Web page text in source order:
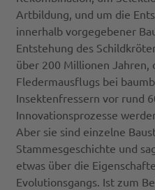
Artbildung, und um die
innerhalb vorgegebener
Entstehung des
über 200 Millionen Jahren,
Fledermausflugs bei
Insektenfressern vor rund
Innovationsprozesse
Aber sie sind einzelne
Stammesgeschichte und
etwas über die
Evolutionsgangs. Ist zum